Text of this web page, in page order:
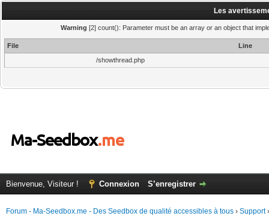
Les
Warning [2] count(): Parameter must be an array or an object that
File
Line
/showthread.php
Bienvenue, Visiteur ! Connexion S’enregistrer
Forum - Ma-Seedbox.me - Des Seedbox de qualité accessibles à tous › Support